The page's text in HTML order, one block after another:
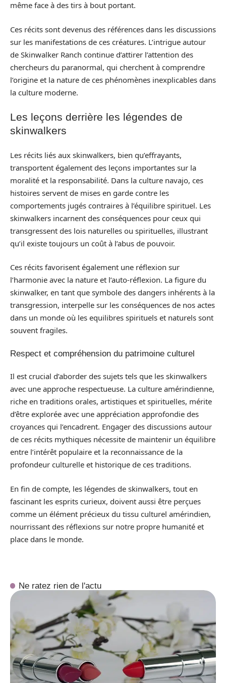
même face à des tirs à bout portant.
Ces récits sont devenus des références dans les discussions
sur les manifestations de ces créatures. L’intrigue autour
de Skinwalker Ranch continue d’attirer l’attention des
chercheurs du paranormal, qui cherchent à comprendre
l’origine et la nature de ces phénomènes inexplicables dans
la culture moderne.
Les leçons derrière les légendes de
skinwalkers
Les récits liés aux skinwalkers, bien qu’effrayants,
transportent également des leçons importantes sur la
moralité et la responsabilité. Dans la culture navajo, ces
histoires servent de mises en garde contre les
comportements jugés contraires à l’équilibre spirituel. Les
skinwalkers incarnent des conséquences pour ceux qui
transgressent des lois naturelles ou spirituelles, illustrant
qu’il existe toujours un coût à l’abus de pouvoir.
Ces récits favorisent également une réflexion sur
l’harmonie avec la nature et l’auto-réflexion. La figure du
skinwalker, en tant que symbole des dangers inhérents à la
transgression, interpelle sur les conséquences de nos actes
dans un monde où les equilibres spirituels et naturels sont
souvent fragiles.
Respect et compréhension du patrimoine culturel
Il est crucial d’aborder des sujets tels que les skinwalkers
avec une approche respectueuse. La culture amérindienne,
riche en traditions orales, artistiques et spirituelles, mérite
d’être explorée avec une appréciation approfondie des
croyances qui l’encadrent. Engager des discussions autour
de ces récits mythiques nécessite de maintenir un équilibre
entre l’intérêt populaire et la reconnaissance de la
profondeur culturelle et historique de ces traditions.
En fin de compte, les légendes de skinwalkers, tout en
fascinant les esprits curieux, doivent aussi être perçues
comme un élément précieux du tissu culturel amérindien,
nourrissant des réflexions sur notre propre humanité et
place dans le monde.
Ne ratez rien de l'actu